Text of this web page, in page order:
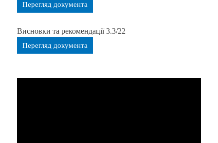
Перегляд документа
Висновки та рекомендації 3.3/22
Перегляд документа